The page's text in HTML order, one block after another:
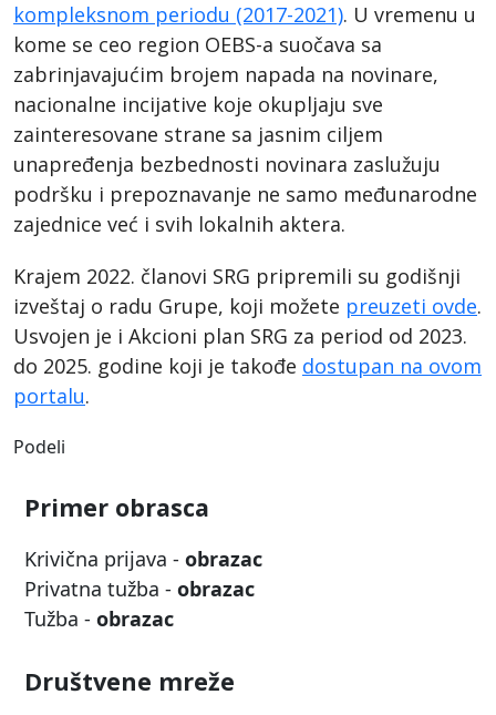
kompleksnom periodu (2017-2021). U vremenu u
kome se ceo region OEBS-a suočava sa
zabrinjavajućim brojem napada na novinare,
nacionalne incijative koje okupljaju sve
zainteresovane strane sa jasnim ciljem
unapređenja bezbednosti novinara zaslužuju
podršku i prepoznavanje ne samo međunarodne
zajednice već i svih lokalnih aktera.
Krajem 2022. članovi SRG pripremili su godišnji
izveštaj o radu Grupe, koji možete preuzeti ovde.
Usvojen je i Akcioni plan SRG za period od 2023.
do 2025. godine koji je takođe dostupan na ovom
portalu.
Podeli
Primer obrasca
Krivična prijava - obrazac
Privatna tužba - obrazac
Tužba - obrazac
Društvene mreže